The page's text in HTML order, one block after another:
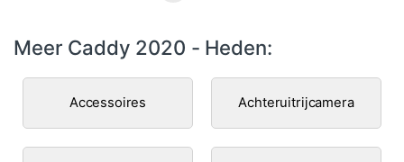
Meer Caddy 2020 - Heden:
Accessoires Achteruitrijcamera